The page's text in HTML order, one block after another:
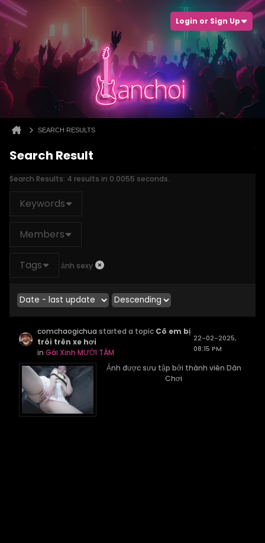
Login or Sign Up
SEARCH RESULTS
Search Result
Search Results: 4 results in 0.0055 seconds.
Keywords
Members
Tags ảnh sexy
comchaogichua started a topic Cô em bị
trói trên xe hơi
inGái Xinh MƯỜI TÁM
22-02-2025,
08:15 PM
Ảnh được sưu tập bởi thành viên Dân
Chơi